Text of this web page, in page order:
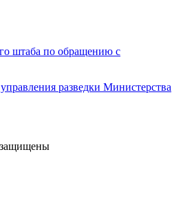
штаба по обращению с
разведки Министерства